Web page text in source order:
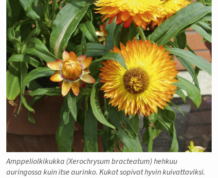
Amppeliolkikukka (Xerochrysum bracteatum) hehkuu
auringossa kuin itse aurinko. Kukat sopivat hyvin kuivattaviksi.